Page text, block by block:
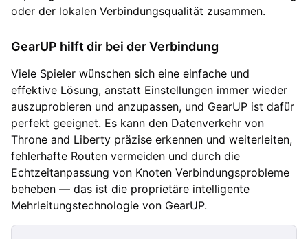
oder der lokalen Verbindungsqualität zusammen.
GearUP hilft dir bei der Verbindung
Viele Spieler wünschen sich eine einfache und
effektive Lösung, anstatt Einstellungen immer wieder
auszuprobieren und anzupassen, und GearUP ist dafür
perfekt geeignet. Es kann den Datenverkehr von
Throne and Liberty präzise erkennen und weiterleiten,
fehlerhafte Routen vermeiden und durch die
Echtzeitanpassung von Knoten Verbindungsprobleme
beheben — das ist die proprietäre intelligente
Mehrleitungstechnologie von GearUP.